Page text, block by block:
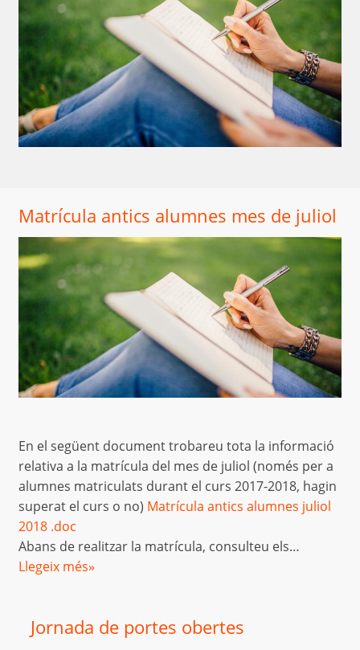
Matrícula antics alumnes mes de juliol
En el següent document trobareu tota la informació
relativa a la matrícula del mes de juliol (només per a
alumnes matriculats durant el curs 2017-2018, hagin
superat el curs o no) Matrícula antics alumnes juliol
2018 .doc
Abans de realitzar la matrícula, consulteu els…
Llegeix més»
Jornada de portes obertes